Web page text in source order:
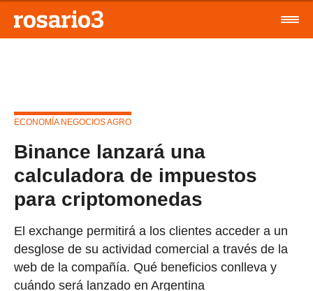
ECONOMÍA NEGOCIOS AGRO
Binance lanzará una
calculadora de impuestos
para criptomonedas
El exchange permitirá a los clientes acceder a un
desglose de su actividad comercial a través de la
web de la compañía. Qué beneficios conlleva y
cuándo será lanzado en Argentina